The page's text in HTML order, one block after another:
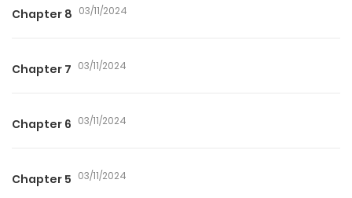
Chapter 8 03/11/2024
Chapter 7 03/11/2024
Chapter 6 03/11/2024
Chapter 5 03/11/2024